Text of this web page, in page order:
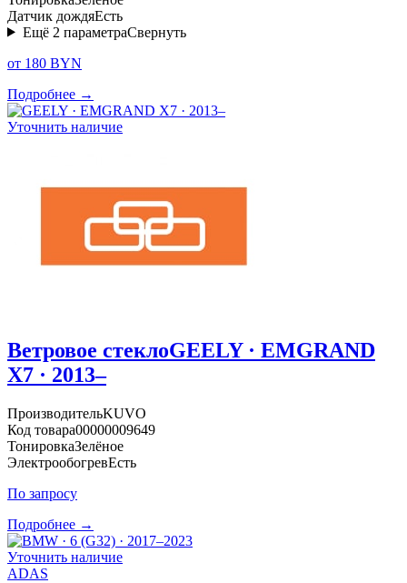
Датчик дождяЕсть
Ещё 2 параметраСвернуть
от 180 BYN
Подробнее →
Уточнить наличие
Ветровое стеклоGEELY · EMGRAND
X7 · 2013–
ПроизводительKUVO
Код товара00000009649
ТонировкаЗелёное
ЭлектрообогревЕсть
По запросу
Подробнее →
Уточнить наличие
ADAS